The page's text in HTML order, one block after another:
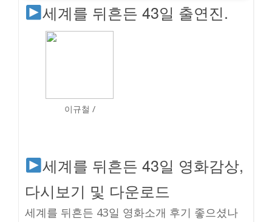
세계를 뒤흔든 43일 출연진.
이규철 /
세계를 뒤흔든 43일 영화감상,
다시보기 및 다운로드
세계를 뒤흔든 43일 영화소개 후기 좋으셨나